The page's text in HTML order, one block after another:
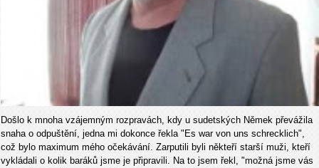
Došlo k mnoha vzájemným rozpravách, kdy u sudetských Němek převážila
snaha o odpuštění, jedna mi dokonce řekla "Es war von uns schrecklich",
což bylo maximum mého očekávání. Zarputili byli někteří starší muži, kteří
vykládali o kolik baráků jsme je připravili. Na to jsem řekl, "možná jsme vás